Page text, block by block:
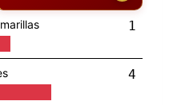
1
4